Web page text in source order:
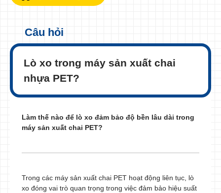
Câu hỏi
Lò xo trong máy sản xuất chai
nhựa PET?
Làm thế nào để lò xo đảm bảo độ bền lâu dài trong
máy sản xuất chai PET?
Trong các máy sản xuất chai PET hoạt động liên tục, lò
xo đóng vai trò quan trọng trong việc đảm bảo hiệu suất